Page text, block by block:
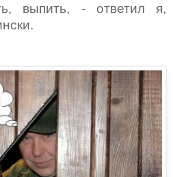
выпить, - ответил я,